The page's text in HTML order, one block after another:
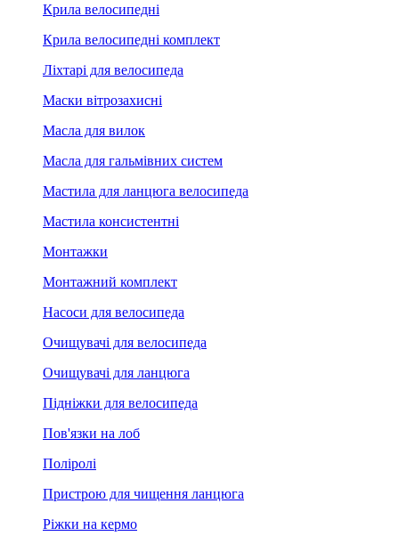
Крила велосипедні
Крила велосипедні комплект
Ліхтарі для велосипеда
Маски вітрозахисні
Масла для вилок
Масла для гальмівних систем
Мастила для ланцюга велосипеда
Мастила консистентні
Монтажки
Монтажний комплект
Насоси для велосипеда
Очищувачі для велосипеда
Очищувачі для ланцюга
Підніжки для велосипеда
Пов'язки на лоб
Поліролі
Пристрою для чищення ланцюга
Ріжки на кермо